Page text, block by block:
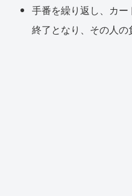
手番を繰り返し、カ
終了となり、その人の